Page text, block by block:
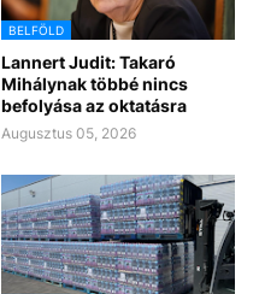
BELFÖLD
Lannert Judit: Takaró
Mihálynak többé nincs
befolyása az oktatásra
Augusztus 05, 2026